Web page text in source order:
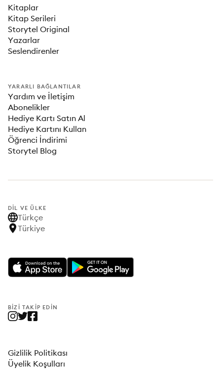
Kitaplar
Kitap Serileri
Storytel Original
Yazarlar
Seslendirenler
YARARLI BAĞLANTILAR
Yardım ve İletişim
Abonelikler
Hediye Kartı Satın Al
Hediye Kartını Kullan
Öğrenci İndirimi
Storytel Blog
DIL VE ÜLKE
Türkçe
Türkiye
BIZI TAKIP EDIN
Gizlilik Politikası
Üyelik Koşulları